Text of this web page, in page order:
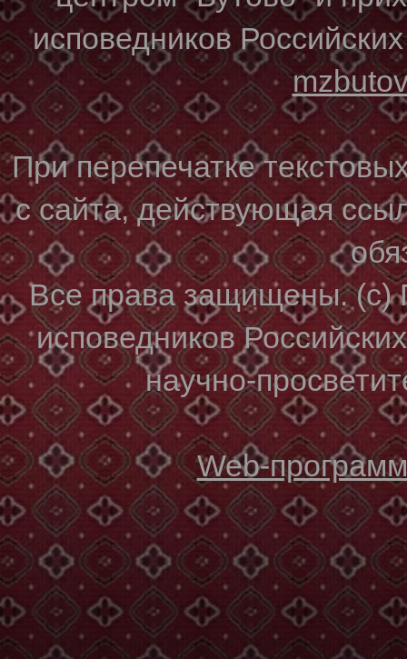
исповедников
При перепечатке
с сайта, действующая
Все права защищены. (с)
исповедников
научно-
Web-